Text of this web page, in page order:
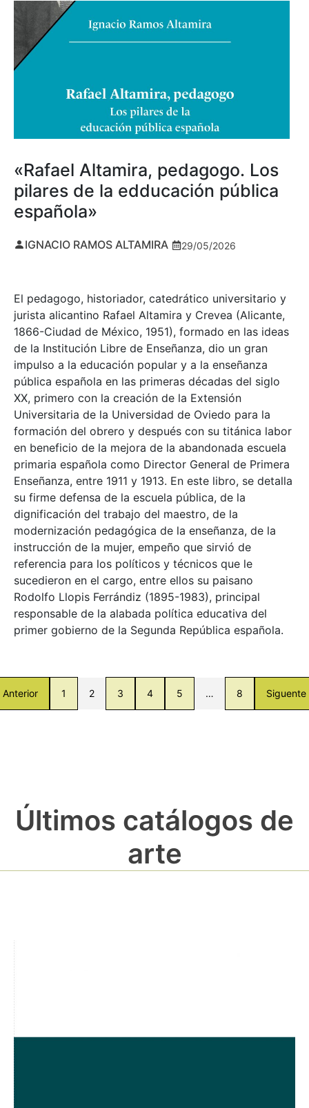
«Rafael Altamira, pedagogo. Los
pilares de la edducación pública
española»
IGNACIO RAMOS ALTAMIRA 29/05/2026
El pedagogo, historiador, catedrático universitario y
jurista alicantino Rafael Altamira y Crevea (Alicante,
1866-Ciudad de México, 1951), formado en las ideas
de la Institución Libre de Enseñanza, dio un gran
impulso a la educación popular y a la enseñanza
pública española en las primeras décadas del siglo
XX, primero con la creación de la Extensión
Universitaria de la Universidad de Oviedo para la
formación del obrero y después con su titánica labor
en beneficio de la mejora de la abandonada escuela
primaria española como Director General de Primera
Enseñanza, entre 1911 y 1913. En este libro, se detalla
su firme defensa de la escuela pública, de la
dignificación del trabajo del maestro, de la
modernización pedagógica de la enseñanza, de la
instrucción de la mujer, empeño que sirvió de
referencia para los políticos y técnicos que le
sucedieron en el cargo, entre ellos su paisano
Rodolfo Llopis Ferrándiz (1895-1983), principal
responsable de la alabada política educativa del
primer gobierno de la Segunda República española.
Anterior 1 2 3 4 5 … 8 Siguente
Últimos catálogos de
arte